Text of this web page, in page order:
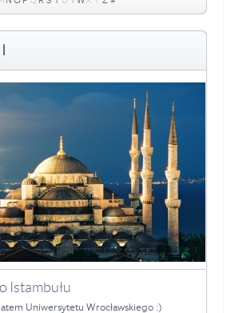
Istambułu
Uniwersytetu Wrocławskiego :)